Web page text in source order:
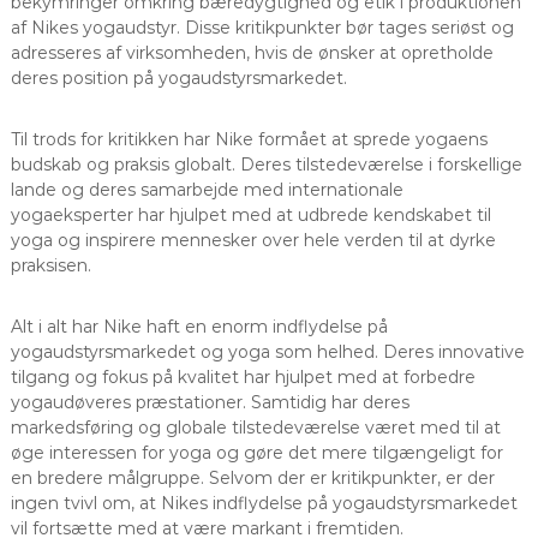
af Nikes yogaudstyr. Disse kritikpunkter bør tages seriøst og
adresseres af virksomheden, hvis de ønsker at opretholde
deres position på yogaudstyrsmarkedet.
Til trods for kritikken har Nike formået at sprede yogaens
budskab og praksis globalt. Deres tilstedeværelse i forskellige
lande og deres samarbejde med internationale
yogaeksperter har hjulpet med at udbrede kendskabet til
yoga og inspirere mennesker over hele verden til at dyrke
praksisen.
Alt i alt har Nike haft en enorm indflydelse på
yogaudstyrsmarkedet og yoga som helhed. Deres innovative
tilgang og fokus på kvalitet har hjulpet med at forbedre
yogaudøveres præstationer. Samtidig har deres
markedsføring og globale tilstedeværelse været med til at
øge interessen for yoga og gøre det mere tilgængeligt for
en bredere målgruppe. Selvom der er kritikpunkter, er der
ingen tvivl om, at Nikes indflydelse på yogaudstyrsmarkedet
vil fortsætte med at være markant i fremtiden.